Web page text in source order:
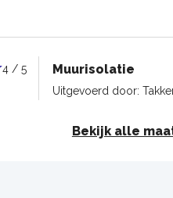
4 / 5
Muurisolatie
Uitgevoerd door:
Bekijk alle